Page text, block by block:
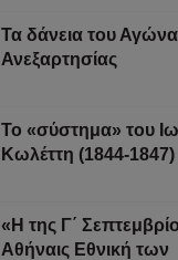
Τα δάνεια του Αγώνα
Ανεξαρτησίας
Το «σύστημα» του
Κωλέττη (1844-1847)
«Η της Γ΄
Αθήναις Εθνική των